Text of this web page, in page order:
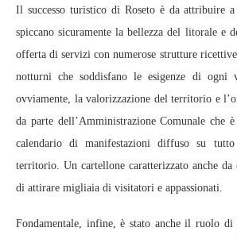
Il successo turistico di Roseto è da attribuire
spiccano sicuramente la bellezza del litorale e
offerta di servizi con numerose strutture
notturni che soddisfano le esigenze di ogni
ovviamente, la valorizzazione del territorio e
da parte dell’Amministrazione Comunale che
calendario di manifestazioni diffuso su
territorio. Un cartellone caratterizzato anche
di attirare migliaia di visitatori e appassionati.
Fondamentale, infine, è stato anche il ruolo